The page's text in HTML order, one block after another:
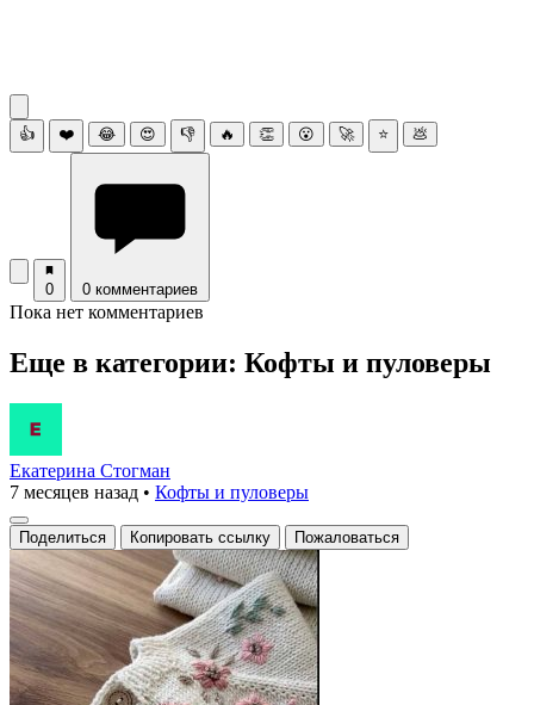
👍 ❤️ 😂 😍 👎 🔥 👏 😮 🚀 ⭐ 💩
0 0 комментариев
Пока нет комментариев
Еще в категории: Кофты и пуловеры
Екатерина Стогман
7 месяцев назад • Кофты и пуловеры
Поделиться Копировать ссылку Пожаловаться